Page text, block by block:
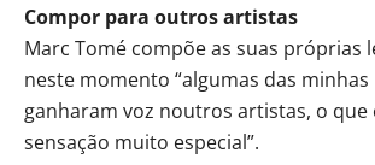
Compor para outros artistas
Marc Tomé compõe as suas próprias
neste momento “algumas das minhas
ganharam voz noutros artistas, o que
sensação muito especial”.